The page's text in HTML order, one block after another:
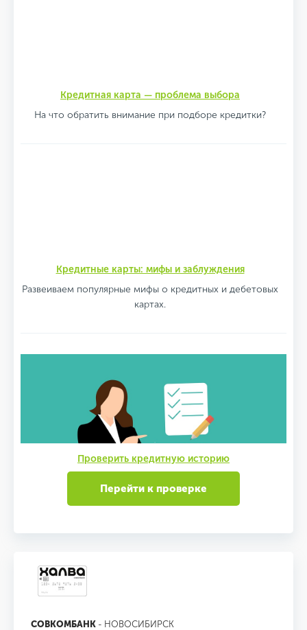
Кредитная карта — проблема выбора
На что обратить внимание при подборе кредитки?
Кредитные карты: мифы и заблуждения
Развеиваем популярные мифы о кредитных и дебетовых
картах.
Проверить кредитную историю
Перейти к проверке
СОВКОМБАНК - НОВОСИБИРСК